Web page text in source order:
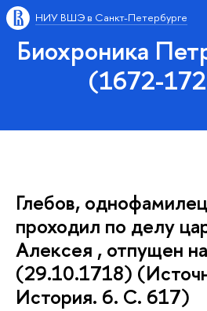
НИУ ВШЭ в Санкт-Петербурге
Биохроника
(1672-
Глебов,
проходил по делу
Алексея , отпущен
(29.10.1718)
История. 6. С. 617)